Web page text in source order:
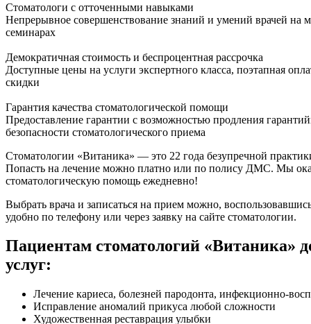
Стоматологи с отточенными навыками
Непрерывное совершенствование знаний и умений врачей на
семинарах
Демократичная стоимость и беспроцентная рассрочка
Доступные цены на услуги экспертного класса, поэтапная
скидки
Гарантия качества стоматологической помощи
Предоставление гарантии с возможностью продления
безопасности стоматологического приема
Стоматологии «Витаника» — это 22 года безупречной
Попасть на лечение можно платно или по полису ДМС. Мы
стоматологическую помощь ежедневно!
Выбрать врача и записаться на прием можно,
удобно по телефону или через заявку на сайте стоматологии.
Пациентам стоматологий «Витаника»
услуг:
Лечение кариеса, болезней пародонта, инфекционно-
Исправление аномалий прикуса любой сложности
Художественная реставрация улыбки